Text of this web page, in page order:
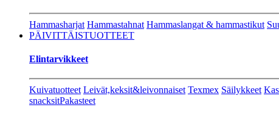
Hammasharjat Hammastahnat Hammaslangat & hammastikut
PÄIVITTÄISTUOTTEET
Elintarvikkeet
Kuivatuotteet Leivät,keksit&leivonnaiset Texmex Säilykkeet
snacksitPakasteet